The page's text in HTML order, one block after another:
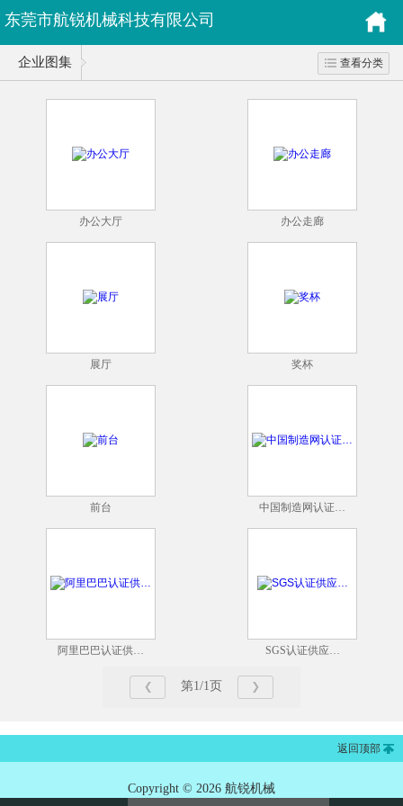
东莞市航锐机械科技有限公司
企业图集 查看分类
办公大厅 办公走廊
展厅 奖杯
前台 中国制造网认证…
阿里巴巴认证供… SGS认证供应…
第1/1页
返回顶部
Copyright © 2026 航锐机械